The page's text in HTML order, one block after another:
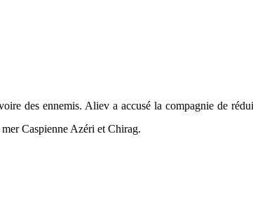
des ennemis. Aliev a accusé la compagnie de
Caspienne Azéri et Chirag.